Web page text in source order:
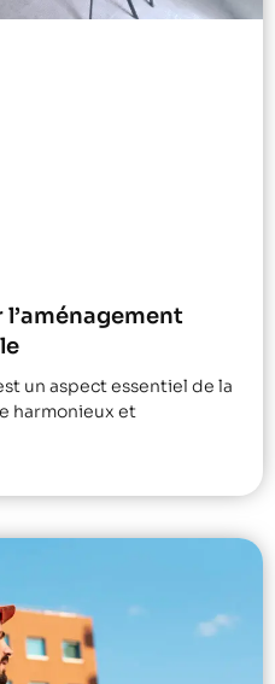
un aspect essentiel de la
harmonieux et